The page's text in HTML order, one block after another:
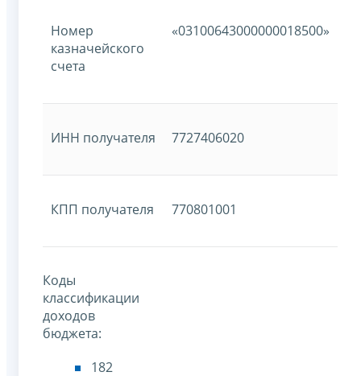
Номер
казначейского
счета
«03100643000000018500»
ИНН получателя 7727406020
КПП получателя 770801001
Коды
классификации
доходов
бюджета:
182